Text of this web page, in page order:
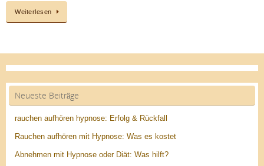
Weiterlesen
Neueste Beiträge
rauchen aufhören hypnose: Erfolg & Rückfall
Rauchen aufhören mit Hypnose: Was es kostet
Abnehmen mit Hypnose oder Diät: Was hilft?